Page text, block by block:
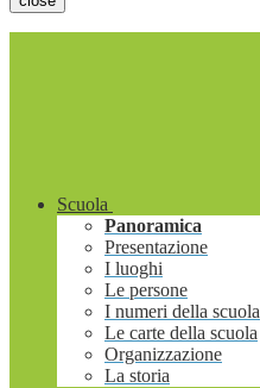
Scuola
Panoramica
Presentazione
I luoghi
Le persone
I numeri della scuola
Le carte della scuola
Organizzazione
La storia